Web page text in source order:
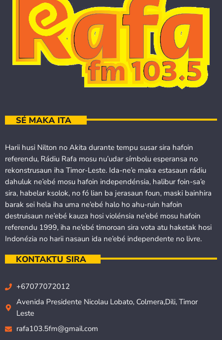
SÉ MAKA ITA
Harii husi Nilton no Akita durante tempu susar sira hafoin
referendu, Rádiu Rafa mosu nu’udar símbolu esperansa no
rekonstrusaun iha Timor-Leste. Ida-ne’e maka estasaun rádiu
dahuluk ne’ebé mosu hafoin independénsia, halibur foin-sa’e
sira, habelar ksolok, no fó lian ba jerasaun foun, maski bainhira
barak sei hela iha uma ne’ebé halo ho ahu-ruin hafoin
destruisaun ne’ebé kauza hosi violénsia ne’ebé mosu hafoin
referendu 1999, iha ne’ebé timoroan sira vota atu haketak hosi
Indonézia no harii nasaun ida ne’ebé independente no livre.
KONTAKTU SIRA
+67077072012
Avenida Presidente Nicolau Lobato, Colmera,Dili, Timor
Leste
rafa103.5fm@gmail.com